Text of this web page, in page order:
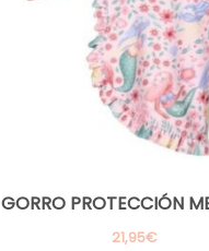
GORRO PROTECCIÓN
21,95€